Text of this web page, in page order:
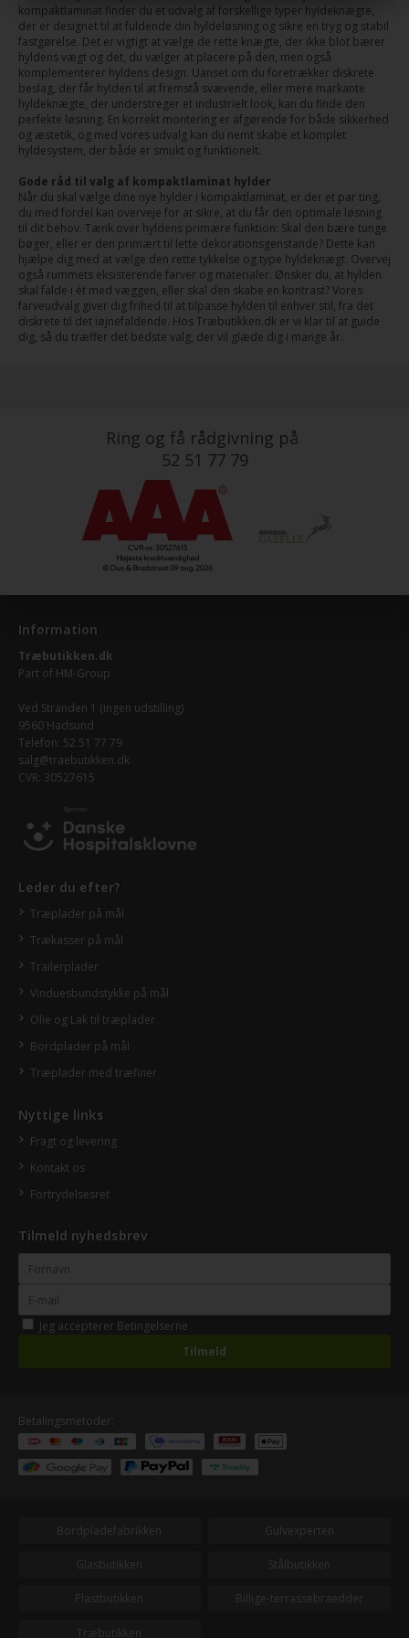
kompaktlaminat finder du et udvalg af forskellige typer hyldeknægte,
der er designet til at fuldende din hyldeløsning og sikre en tryg og stabil
fastgørelse. Det er vigtigt at vælge de rette knægte, der ikke blot bærer
hyldens vægt og det, du vælger at placere på den, men også
komplementerer hyldens design. Uanset om du foretrækker diskrete
beslag, der får hylden til at fremstå svævende, eller mere markante
hyldeknægte, der understreger et industrielt look, kan du finde den
perfekte løsning. En korrekt montering er afgørende for både sikkerhed
og æstetik, og med vores udvalg kan du nemt skabe et komplet
hyldesystem, der både er smukt og funktionelt.
Gode råd til valg af kompaktlaminat hylder
Når du skal vælge dine nye hylder i kompaktlaminat, er der et par ting,
du med fordel kan overveje for at sikre, at du får den optimale løsning
til dit behov. Tænk over hyldens primære funktion: Skal den bære tunge
bøger, eller er den primært til lette dekorationsgenstande? Dette kan
hjælpe dig med at vælge den rette tykkelse og type hyldeknægt. Overvej
også rummets eksisterende farver og materialer. Ønsker du, at hylden
skal falde i ét med væggen, eller skal den skabe en kontrast? Vores
farveudvalg giver dig frihed til at tilpasse hylden til enhver stil, fra det
diskrete til det iøjnefaldende. Hos Træbutikken.dk er vi klar til at guide
dig, så du træffer det bedste valg, der vil glæde dig i mange år.
Ring og få rådgivning på
52 51 77 79
Information
Træbutikken.dk
Part of HM-Group
Ved Stranden 1 (ingen udstilling)
9560 Hadsund
Telefon: 52 51 77 79
salg@traebutikken.dk
CVR: 30527615
Leder du efter?
Træplader på mål
Trækasser på mål
Trailerplader
Vinduesbundstykke på mål
Olie og Lak til træplader
Bordplader på mål
Træplader med træfiner
Nyttige links
Fragt og levering
Kontakt os
Fortrydelsesret
Tilmeld nyhedsbrev
Jeg accepterer Betingelserne
Betalingsmetoder:
Bordpladefabrikken Gulvexperten
Glasbutikken Stålbutikken
Plastbutikken Billige-terrassebraedder
Træbutikken